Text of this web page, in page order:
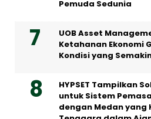
Pemuda Sedunia
UOB Asset
Ketahanan Ekonomi
Kondisi yang
HYPSET Tampilkan
untuk Sistem
dengan Medan yang